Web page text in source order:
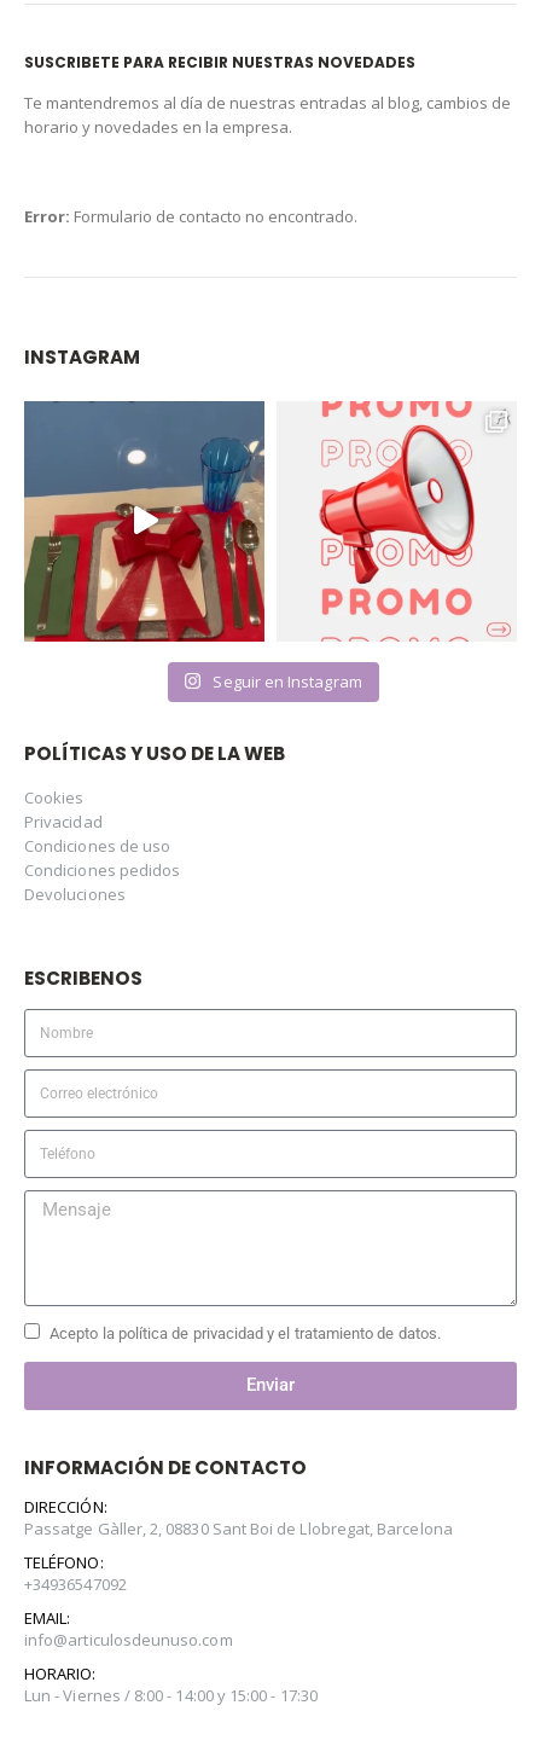
SUSCRIBETE PARA RECIBIR NUESTRAS NOVEDADES
Te mantendremos al día de nuestras entradas al blog, cambios de
horario y novedades en la empresa.
Error: Formulario de contacto no encontrado.
INSTAGRAM
Seguir en Instagram
POLÍTICAS Y USO DE LA WEB
Cookies
Privacidad
Condiciones de uso
Condiciones pedidos
Devoluciones
ESCRIBENOS
Acepto la política de privacidad y el tratamiento de datos.
Enviar
INFORMACIÓN DE CONTACTO
DIRECCIÓN:
Passatge Gàller, 2, 08830 Sant Boi de Llobregat, Barcelona
TELÉFONO:
+34936547092
EMAIL:
info@articulosdeunuso.com
HORARIO:
Lun - Viernes / 8:00 - 14:00 y 15:00 - 17:30